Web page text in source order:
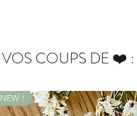
VOS COUPS DE ❤️ :
NEW !